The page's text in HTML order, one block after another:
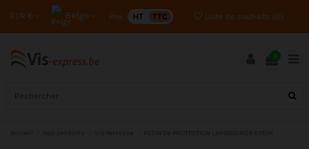
EUR € Belge Prix : HT TTC Liste de souhaits (0)